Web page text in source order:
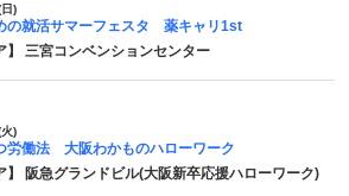
)
の就活サマーフェスタ 薬キャリ1st
】 三宮コンベンションセンター
)
労働法 大阪わかものハローワーク
】 阪急グランドビル(大阪新卒応援ハローワーク)